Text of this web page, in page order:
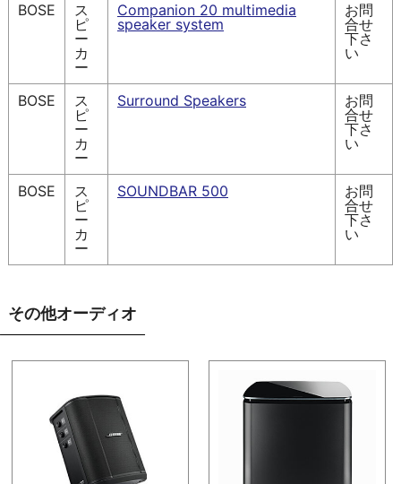
BOSE
ス
ピ
ー
カ
ー
Companion 20 multimedia
speaker system
お問
合せ
下さ
い
BOSE
ス
ピ
ー
カ
ー
Surround Speakers
お問
合せ
下さ
い
BOSE
ス
ピ
ー
カ
ー
SOUNDBAR 500
お問
合せ
下さ
い
その他オーディオ